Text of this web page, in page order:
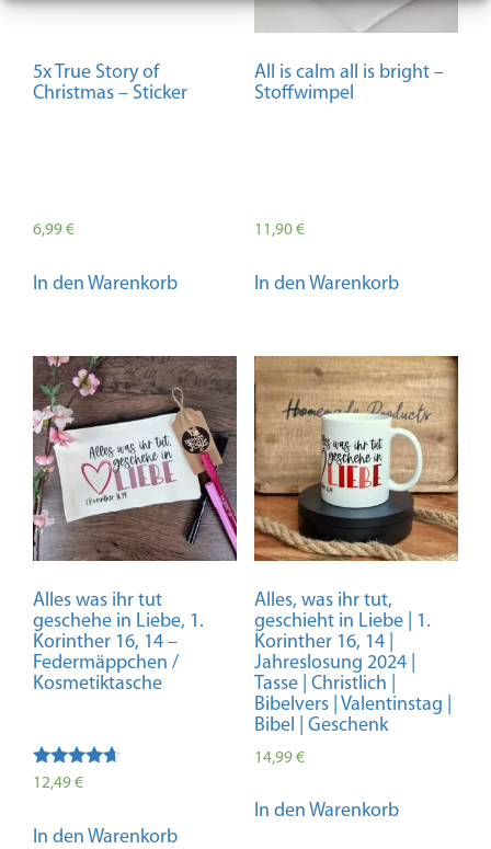
5x True Story of
Christmas – Sticker
6,99€
In den Warenkorb
All is calm all is bright –
Stoffwimpel
11,90€
In den Warenkorb
Alles was ihr tut
geschehe in Liebe, 1.
Korinther 16, 14 –
Federmäppchen /
Kosmetiktasche
Bewertet
von 5
12,49€
In den Warenkorb
Alles, was ihr tut,
geschieht in Liebe | 1.
Korinther 16, 14 |
Jahreslosung 2024 |
Tasse | Christlich |
Bibelvers | Valentinstag |
Bibel | Geschenk
14,99€
In den Warenkorb